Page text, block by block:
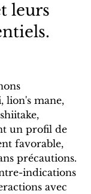
leurs
lion's mane,
un profil de
favorable,
précautions.
indications
avec